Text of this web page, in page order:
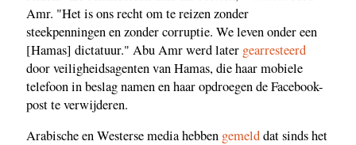
Amr. "Het is ons recht om te reizen zonder
steekpenningen en zonder corruptie. We leven onder een
[Hamas] dictatuur." Abu Amr werd later gearresteerd
door veiligheidsagenten van Hamas, die haar mobiele
telefoon in beslag namen en haar opdroegen de Facebook-
post te verwijderen.
Arabische en Westerse media hebben gemelddat sinds het